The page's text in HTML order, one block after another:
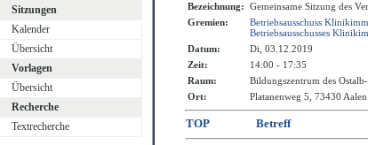
Sitzungen
Kalender
Übersicht
Vorlagen
Übersicht
Recherche
Textrecherche
Bezeichnung: Gemeinsame Sitzung des
Gremien:
Betriebsausschuss
Betriebsausschusses
Datum:
Di, 03.12.2019
Zeit:
14:00 - 17:35
Raum:
Bildungszentrum des
Ort:
Platanenweg 5, 73430 Aalen
TOP Betreff